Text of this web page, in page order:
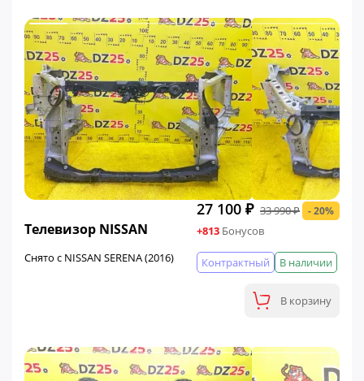
Телевизор NISSAN
Снято с NISSAN SERENA (2016)
27 100 ₽ 33 990 ₽ - 20%
+813 Бонусов
В наличии
Контрактный
В корзину